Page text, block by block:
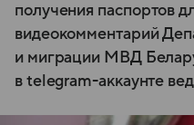
получения паспортов
видеокомментарий
и миграции МВД
в telegram-аккаунте